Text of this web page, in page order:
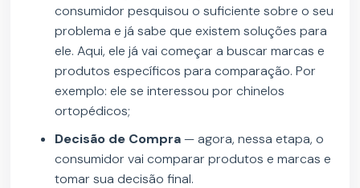
consumidor pesquisou o suficiente sobre o seu
problema e já sabe que existem soluções para
ele. Aqui, ele já vai começar a buscar marcas e
produtos específicos para comparação. Por
exemplo: ele se interessou por chinelos
ortopédicos;
Decisão de Compra— agora, nessa etapa, o
consumidor vai comparar produtos e marcas e
tomar sua decisão final.